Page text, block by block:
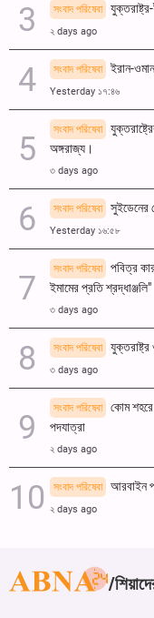
সংবাদ পরিষেবা
২ days ago
সংবাদ পরিষেবা ইরান-
Yesterday ১৭:৪৬
সংবাদ পরিষেবা
অঙ্গরাজ্য।
৩ days ago
সংবাদ পরিষেবা সুইডেনের
Yesterday ১৬:৫৮
সংবাদ পরিষেবা
পবিত্র
ইমামের প্রতি শ্রদ্ধাঞ্জলি"
৩ days ago
সংবাদ পরিষেবা
৩ days ago
সংবাদ পরিষেবা
কোম শহরে
পদযাত্রা
২ days ago
সংবাদ পরিষেবা আরবাইন
২ days ago